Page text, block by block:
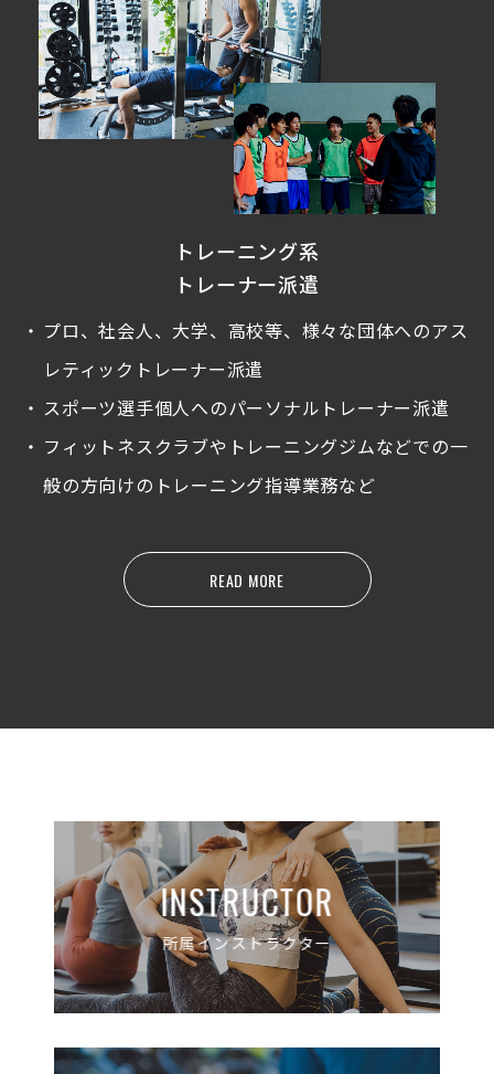
トレーニング系
トレーナー派遣
プロ、社会人、大学、高校等、様々な団体へのアス
レティックトレーナー派遣
スポーツ選手個人へのパーソナルトレーナー派遣
フィットネスクラブやトレーニングジムなどでの一
般の方向けのトレーニング指導業務など
READ MORE
INSTRUCTOR
所属インストラクター